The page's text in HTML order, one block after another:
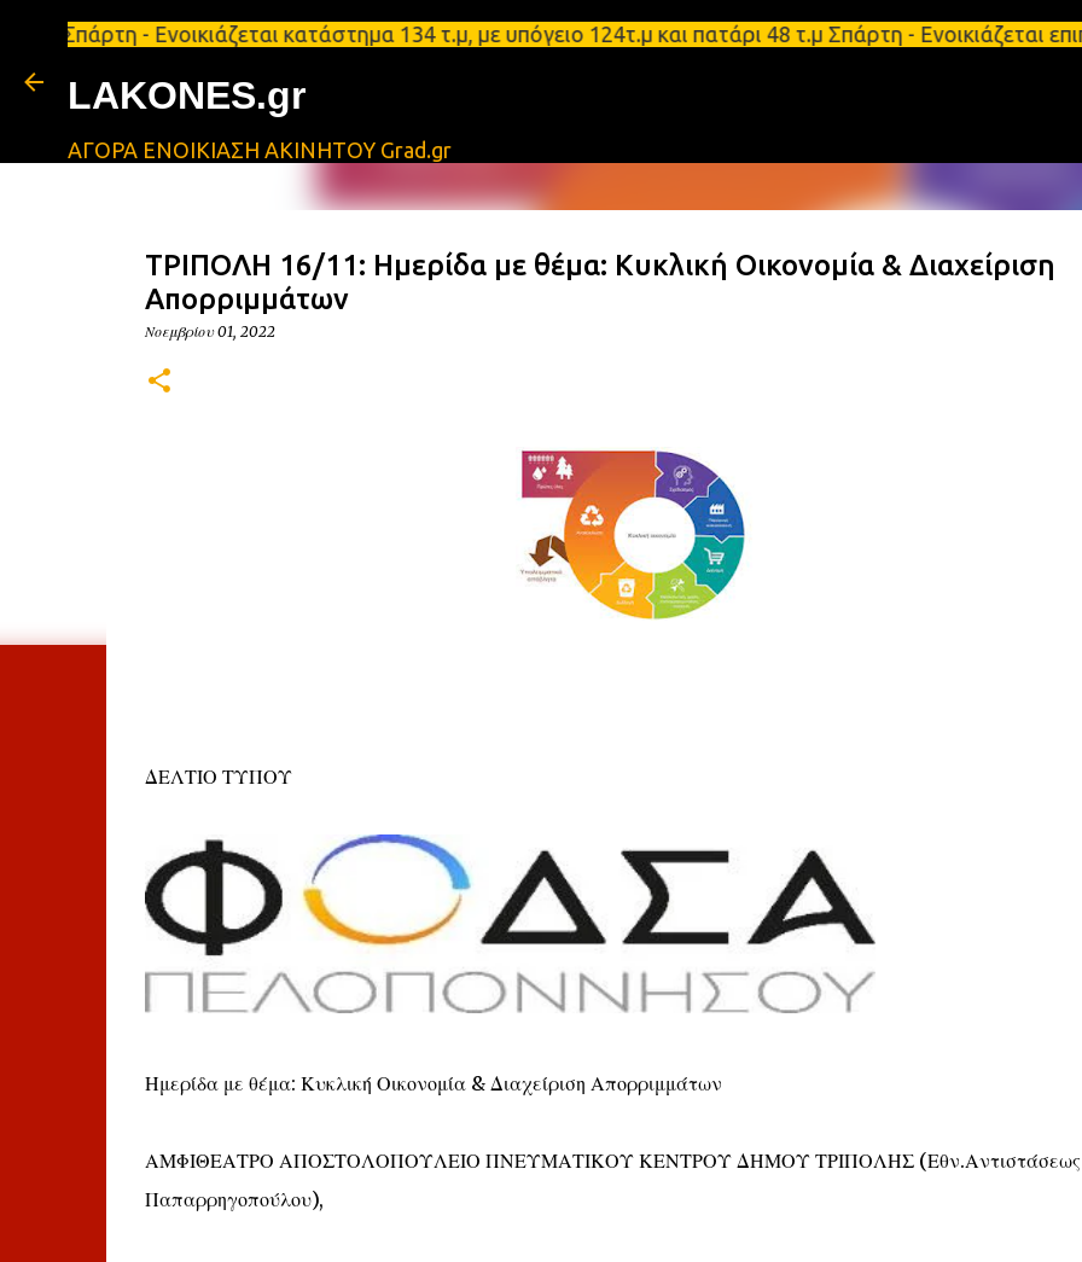
Μετάβαση στο κύριο περιεχόμενο
- Ενοικιάζεται κατάστημα 134 τ.μ, με υπόγειο 124τ.μ και πατάρι 48 τ.μ Σπάρτη -
LAKONES.gr
ΑΓΟΡΑ ΕΝΟΙΚΙΑΣΗ ΑΚΙΝΗΤΟΥ Grad.gr
ΤΡΙΠΟΛΗ 16/11: Ημερίδα με θέμα: Κυκλική Οικονομία & Διαχείριση
Απορριμμάτων
Νοεμβρίου 01, 2022
ΔΕΛΤΙΟ ΤΥΠΟΥ
Ημερίδα με θέμα: Κυκλική Οικονομία & Διαχείριση Απορριμμάτων
ΑΜΦΙΘΕΑΤΡΟ ΑΠΟΣΤΟΛΟΠΟΥΛΕΙΟ ΠΝΕΥΜΑΤΙΚΟΥ ΚΕΝΤΡΟΥ ΔΗΜΟΥ ΤΡΙΠΟΛΗΣ
Παπαρρηγοπούλου),